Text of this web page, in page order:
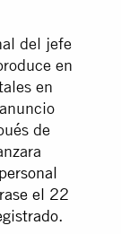
del jefe
en
en
de
personal
el 22
.